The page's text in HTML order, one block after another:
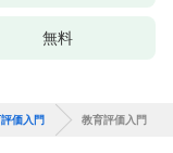
無料
価入門 教育評価入門